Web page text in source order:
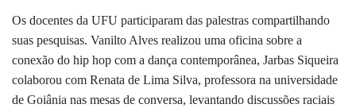
Os docentes da UFU participaram das palestras compartilhando
suas pesquisas. Vanilto Alves realizou uma oficina sobre a
conexão do hip hop com a dança contemporânea, Jarbas Siqueira
colaborou com Renata de Lima Silva, professora na universidade
de Goiânia nas mesas de conversa, levantando discussões raciais